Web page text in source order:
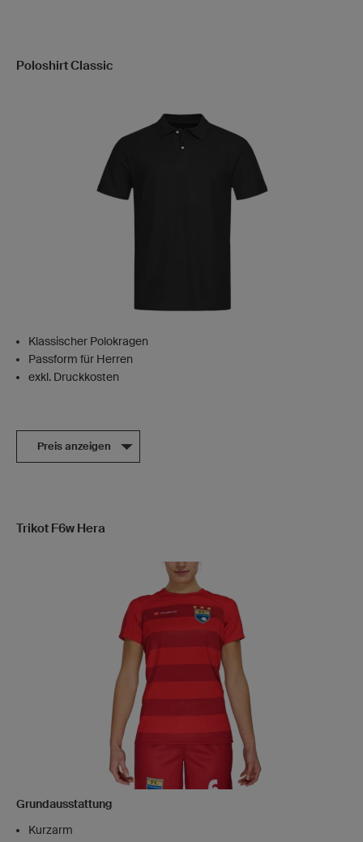
Poloshirt Classic
Klassischer Polokragen
Passform für Herren
exkl. Druckkosten
Preis anzeigen
Trikot F6w Hera
Grundausstattung
Kurzarm